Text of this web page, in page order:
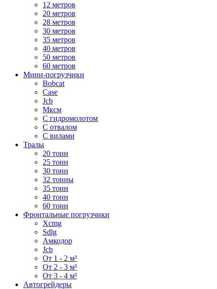
12 метров
20 метров
28 метров
30 метров
35 метров
40 метров
50 метров
60 метров
Мини-погрузчики
Bobcat
Case
Jcb
Мксм
С гидромолотом
С отвалом
С вилами
Тралы
20 тонн
25 тонн
30 тонн
32 тонны
35 тонн
40 тонн
60 тонн
Фронтальные погрузчики
Xcmg
Sdlg
Амкодор
Jcb
От 1 - 2 м³
От 2 - 3 м³
От 3 - 4 м³
Автогрейдеры